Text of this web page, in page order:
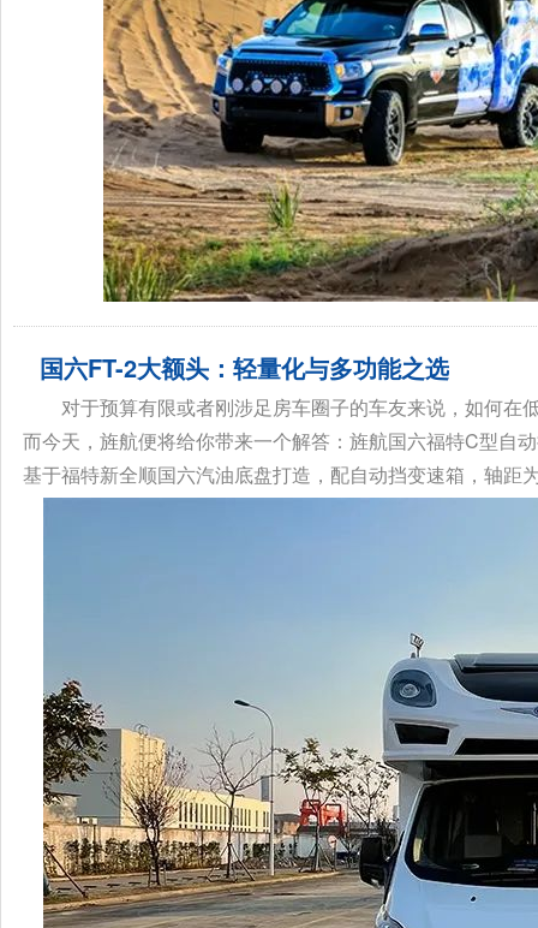
国六FT-2大额头：轻量化与多功能之选
对于预算有限或者刚涉足房车圈子的车友来说，如何
而今天，旌航便将给你带来一个解答：旌航国六福特C型自
基于福特新全顺国六汽油底盘打造，配自动挡变速箱，轴距